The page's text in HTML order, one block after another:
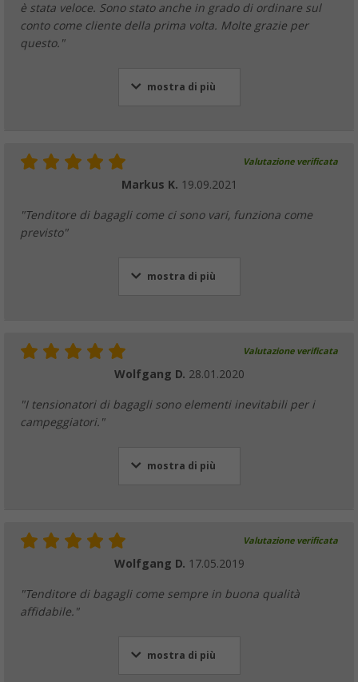
è stata veloce. Sono stato anche in grado di ordinare sul
conto come cliente della prima volta. Molte grazie per
questo."
mostra di più
Valutazione verificata
Markus K. 19.09.2021
"Tenditore di bagagli come ci sono vari, funziona come
previsto"
mostra di più
Valutazione verificata
Wolfgang D. 28.01.2020
"I tensionatori di bagagli sono elementi inevitabili per i
campeggiatori."
mostra di più
Valutazione verificata
Wolfgang D. 17.05.2019
"Tenditore di bagagli come sempre in buona qualità
affidabile."
mostra di più